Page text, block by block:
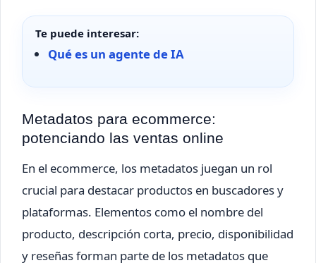
Te puede interesar:
Qué es un agente de IA
Metadatos para ecommerce:
potenciando las ventas online
En el ecommerce, los metadatos juegan un rol
crucial para destacar productos en buscadores y
plataformas. Elementos como el nombre del
producto, descripción corta, precio, disponibilidad
y reseñas forman parte de los metadatos que